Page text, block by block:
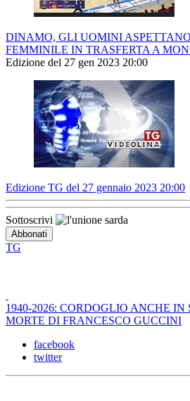
DINAMO, GLI UOMINI
FEMMINILE IN TRASFERTA A
Edizione del 27 gen 2023 20:00
Edizione TG del 27 gennaio 2023 20:00
Sottoscrivi
TG
1940-2026: CORDOGLIO ANCHE IN
MORTE DI FRANCESCO GUCCINI
facebook
twitter